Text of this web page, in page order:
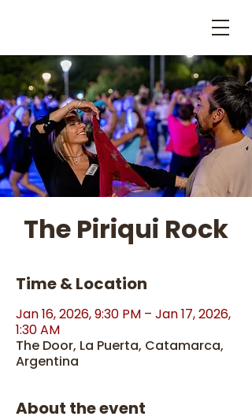
The Piriqui Rock
Time & Location
Jan 16, 2026, 9:30 PM – Jan 17, 2026,
1:30 AM
The Door, La Puerta, Catamarca,
Argentina
About the event